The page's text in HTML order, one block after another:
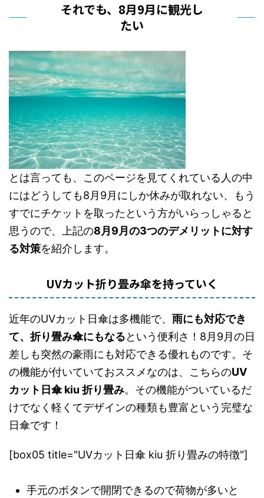
それでも、8月9月に観光し
たい
とは言っても、このページを見てくれている人の中
にはどうしても8月9月にしか休みが取れない、
もう
すでにチケットを取った という方がいらっしゃると
思うので、上記の8月9月の3つのデメリットに対す
る対策を紹介します。
UVカット折り畳み傘を持っていく
近年のUVカット日傘は多機能で、 雨にも対応でき
て、折り畳み傘にもなるという便利さ！8月9月の日
差しも突然の豪雨にも対応できる優れものです。そ
の機能が付いていておススメなのは、こちらのUV
カット日傘 kiu 折り畳み。その機能がついているだ
けでなく軽くてデザインの種類も豊富という完璧な
日傘です！
[box05 title="UVカット日傘 kiu 折り畳みの特徴"]
手元のボタンで開閉できるので荷物が多いと